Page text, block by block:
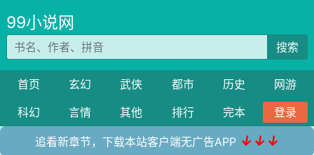
99小说网
搜索
首页 玄幻 武侠 都市 历史
网游
科幻
言情 其他 排行 完本 登录
追看新章节，下载本站客户端无广告APP ↓↓↓